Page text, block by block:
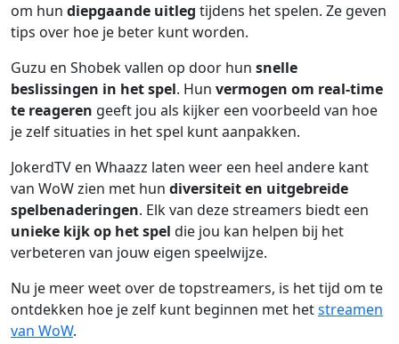
om hun diepgaande uitleg tijdens het spelen. Ze geven
tips over hoe je beter kunt worden.
Guzu en Shobek vallen op door hun snelle
beslissingen in het spel. Hun vermogen om real-time
te reageren geeft jou als kijker een voorbeeld van hoe
je zelf situaties in het spel kunt aanpakken.
JokerdTV en Whaazz laten weer een heel andere kant
van WoW zien met hun diversiteit en uitgebreide
spelbenaderingen. Elk van deze streamers biedt een
unieke kijk op het spel die jou kan helpen bij het
verbeteren van jouw eigen speelwijze.
Nu je meer weet over de topstreamers, is het tijd om te
ontdekken hoe je zelf kunt beginnen met hetstreamen
van WoW.